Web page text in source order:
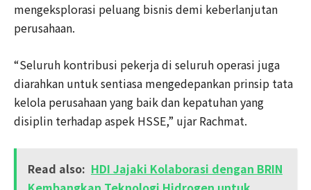
mengeksplorasi peluang bisnis demi keberlanjutan
perusahaan.
“Seluruh kontribusi pekerja di seluruh operasi juga
diarahkan untuk sentiasa mengedepankan prinsip tata
kelola perusahaan yang baik dan kepatuhan yang
disiplin terhadap aspek HSSE,” ujar Rachmat.
Read also: HDI Jajaki Kolaborasi dengan BRIN